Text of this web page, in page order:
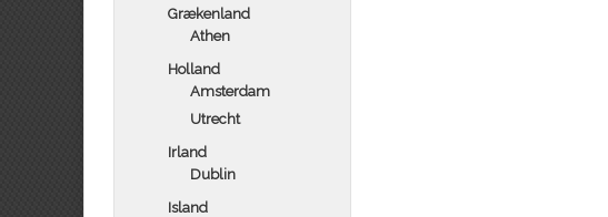
Grækenland
Athen
Holland
Amsterdam
Utrecht
Irland
Dublin
Island